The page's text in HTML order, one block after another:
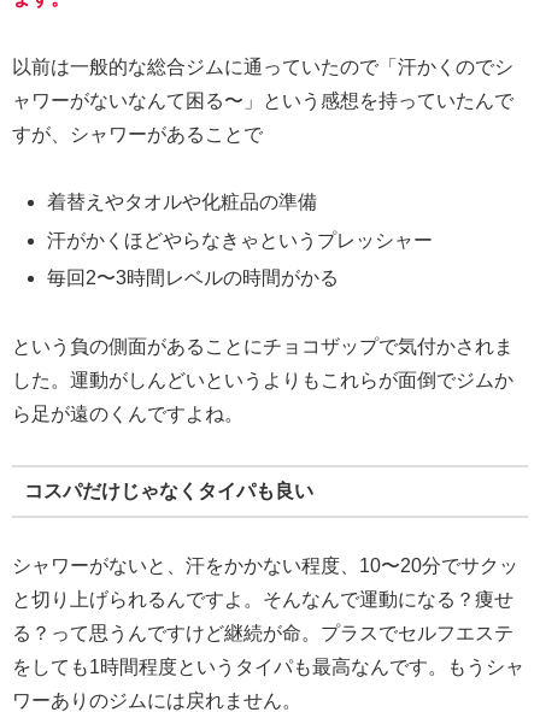
以前は一般的な総合ジムに通っていたので「汗かくのでシ
ャワーがないなんて困る〜」という感想を持っていたんで
すが、シャワーがあることで
着替えやタオルや化粧品の準備
汗がかくほどやらなきゃというプレッシャー
毎回2〜3時間レベルの時間がかる
という負の側面があることにチョコザップで気付かされま
した。運動がしんどいというよりもこれらが面倒でジムか
ら足が遠のくんですよね。
コスパだけじゃなくタイパも良い
シャワーがないと、汗をかかない程度、10〜20分でサクッ
と切り上げられるんですよ。そんなんで運動になる？痩せ
る？って思うんですけど継続が命。プラスでセルフエステ
をしても1時間程度というタイパも最高なんです。もうシャ
ワーありのジムには戻れません。